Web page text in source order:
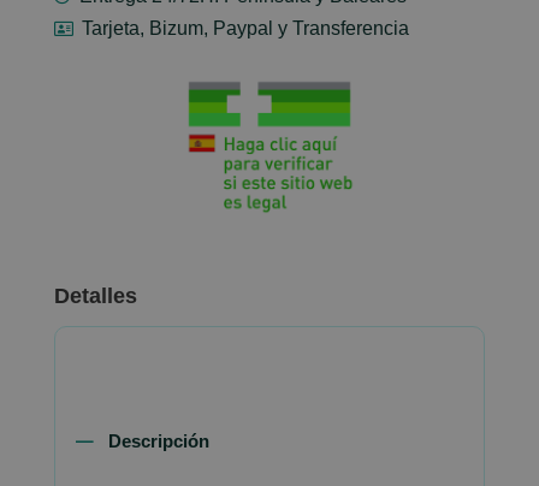
Tarjeta, Bizum, Paypal y Transferencia
Detalles
Descripción